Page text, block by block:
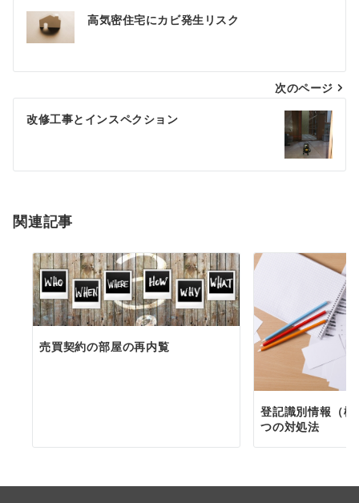
投
稿
ナ
ビ
ゲ
シ
ン
高気密住宅にカビ発生リスク
次のページ
改修工事とインスペクション
関連記事
売買契約の部屋の再内覧
登記識別情報（
つの対処法